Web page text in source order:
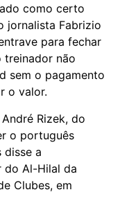
como certo
jornalista Fabrizio
para fechar
treinador não
sem o pagamento
o valor.
Rizek, do
o português
disse a
do Al-Hilal da
Clubes, em